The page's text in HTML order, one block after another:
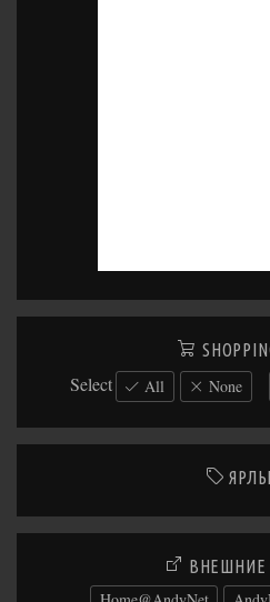
Select All None
ВНЕШНИЕ